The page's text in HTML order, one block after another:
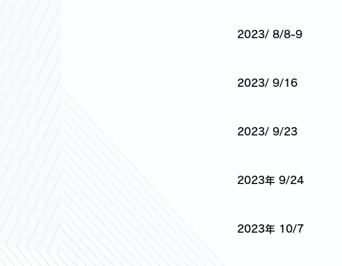
2023/ 8/8-9
2023/ 9/16
2023/ 9/23
2023年 9/24
2023年 10/7